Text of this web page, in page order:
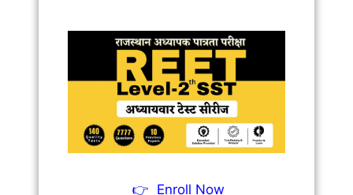
👉 Enroll Now